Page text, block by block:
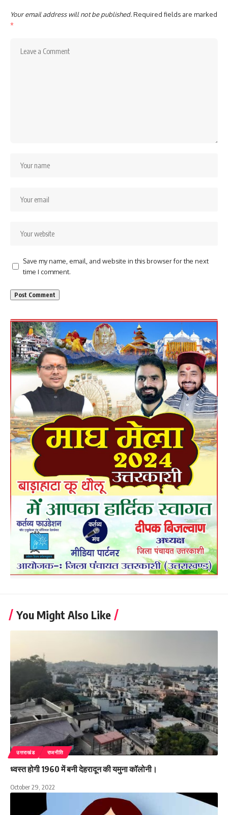
Your email address will not be published.Required fields are marked
*
Save my name, email, and website in this browser for the next
time I comment.
You Might Also Like
उत्तराखंड राजनीति
ध्वस्त होगी 1960 में बनी देहरादून की यमुना कॉलोनी।
October 29, 2022